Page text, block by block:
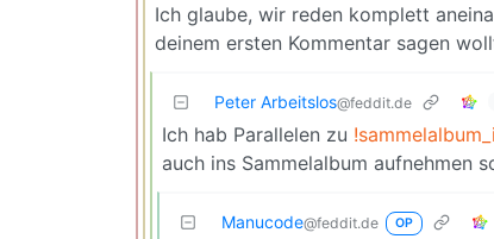
Ich glaube, wir reden komplett
deinem ersten Kommentar sagen
Peter Arbeitslos@feddit.de
Ich hab Parallelen zu
auch ins Sammelalbum aufnehmen
Manucode@feddit.de OP